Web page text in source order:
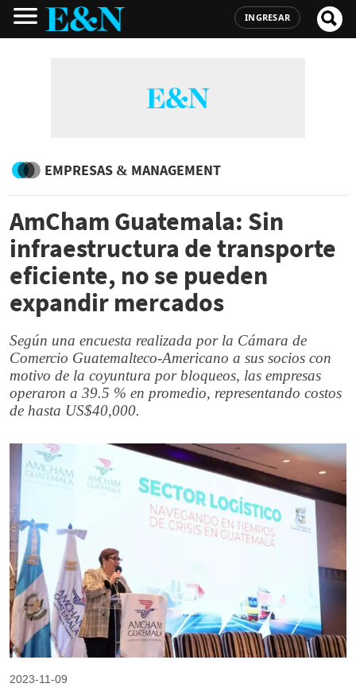
INGRESAR
EMPRESAS & MANAGEMENT
AmCham Guatemala: Sin
infraestructura de transporte
eficiente, no se pueden
expandir mercados
Según una encuesta realizada por la Cámara de
Comercio Guatemalteco-Americano a sus socios con
motivo de la coyuntura por bloqueos, las empresas
operaron a 39.5 % en promedio, representando costos
de hasta US$40,000.
2023-11-09